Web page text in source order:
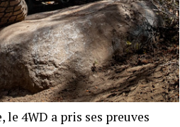
4WD a pris ses preuves